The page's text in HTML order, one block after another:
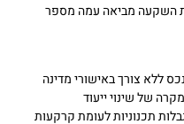
השקעה מביאה עמה מספר
ללא צורך באישורי מדינה
של שינוי ייעוד
תכנוניות לעומת קרקעות